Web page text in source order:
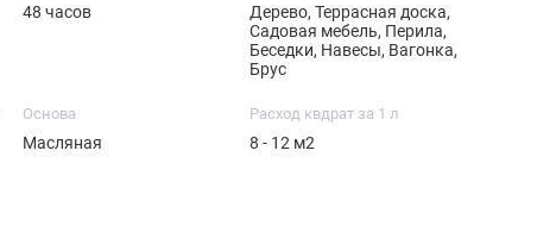
48 часов
Дерево, Террасная доска,
Садовая мебель, Перила,
Беседки, Навесы, Вагонка,
Брус
Основа
Масляная
Расход квдрат за 1 л
8 - 12 м2